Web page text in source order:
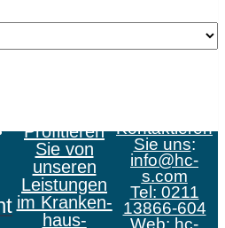
Profitieren
Sie von
unseren
Leistungen
im Kranken­
haus­
Kontaktieren
Sie uns:
info@hc-
s.com
Tel: 0211
13866-604
Web: hc-